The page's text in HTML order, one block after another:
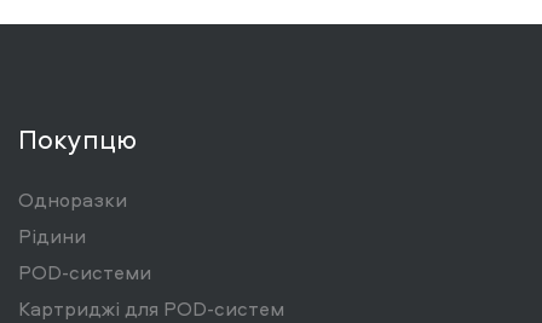
Покупцю
Одноразки
Рідини
POD-системи
Картриджі для POD-систем